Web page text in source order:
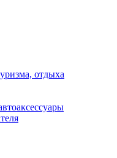
отдыха